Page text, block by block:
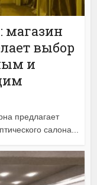
магазин
выбор
и
предлагает
салона...